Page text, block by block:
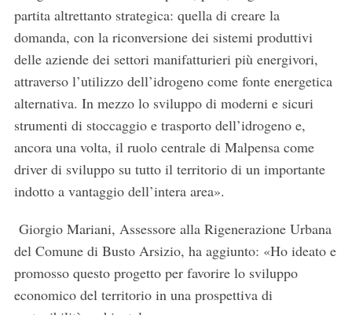
partita altrettanto strategica: quella di creare la
domanda, con la riconversione dei sistemi produttivi
delle aziende dei settori manifatturieri più energivori,
attraverso l’utilizzo dell’idrogeno come fonte energetica
alternativa. In mezzo lo sviluppo di moderni e sicuri
strumenti di stoccaggio e trasporto dell’idrogeno e,
ancora una volta, il ruolo centrale di Malpensa come
driver di sviluppo su tutto il territorio di un importante
indotto a vantaggio dell’intera area».
Giorgio Mariani, Assessore alla Rigenerazione Urbana
del Comune di Busto Arsizio, ha aggiunto: «Ho ideato e
promosso questo progetto per favorire lo sviluppo
economico del territorio in una prospettiva di